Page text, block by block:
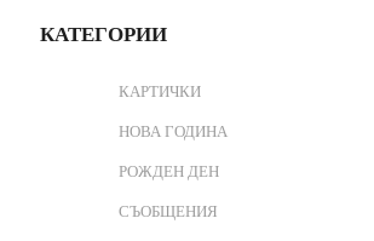
КАТЕГОРИИ
КАРТИЧКИ
НОВА ГОДИНА
РОЖДЕН ДЕН
СЪОБЩЕНИЯ